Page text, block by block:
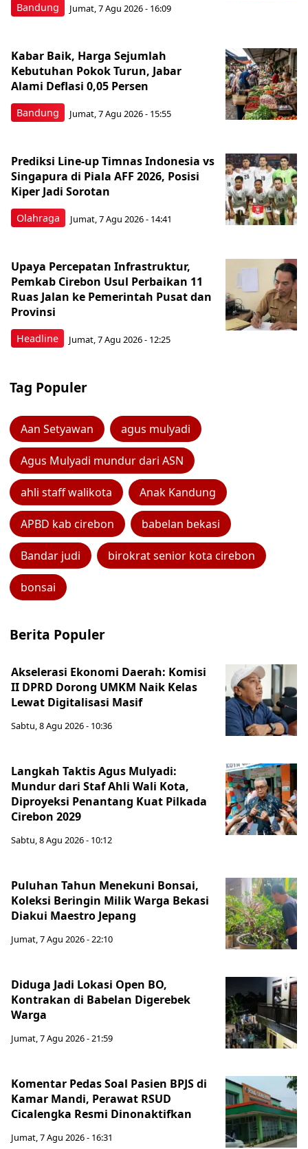
Bandung Jumat, 7 Agu 2026 - 16:09
Bandung
Kabar Baik, Harga Sejumlah
Kebutuhan Pokok Turun, Jabar
Alami Deflasi 0,05 Persen
Jumat, 7 Agu 2026 - 15:55
Olahraga
Prediksi Line-up Timnas Indonesia vs
Singapura di Piala AFF 2026, Posisi
Kiper Jadi Sorotan
Jumat, 7 Agu 2026 - 14:41
Headline
Upaya Percepatan Infrastruktur,
Pemkab Cirebon Usul Perbaikan 11
Ruas Jalan ke Pemerintah Pusat dan
Provinsi
Jumat, 7 Agu 2026 - 12:25
Tag Populer
Aan Setyawan agus mulyadi
Agus Mulyadi mundur dari ASN
ahli staff walikota Anak Kandung
APBD kab cirebon babelan bekasi
Bandar judi birokrat senior kota cirebon
bonsai
Berita Populer
Akselerasi Ekonomi Daerah: Komisi
II DPRD Dorong UMKM Naik Kelas
Lewat Digitalisasi Masif
Sabtu, 8 Agu 2026 - 10:36
Langkah Taktis Agus Mulyadi:
Mundur dari Staf Ahli Wali Kota,
Diproyeksi Penantang Kuat Pilkada
Cirebon 2029
Sabtu, 8 Agu 2026 - 10:12
Puluhan Tahun Menekuni Bonsai,
Koleksi Beringin Milik Warga Bekasi
Diakui Maestro Jepang
Jumat, 7 Agu 2026 - 22:10
Diduga Jadi Lokasi Open BO,
Kontrakan di Babelan Digerebek
Warga
Jumat, 7 Agu 2026 - 21:59
Komentar Pedas Soal Pasien BPJS di
Kamar Mandi, Perawat RSUD
Cicalengka Resmi Dinonaktifkan
Jumat, 7 Agu 2026 - 16:31